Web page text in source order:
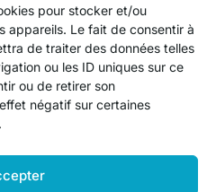
pour stocker et/ou
appareils. Le fait de consentir à
de traiter des données telles
ou les ID uniques sur ce
ou de retirer son
négatif sur certaines
légales